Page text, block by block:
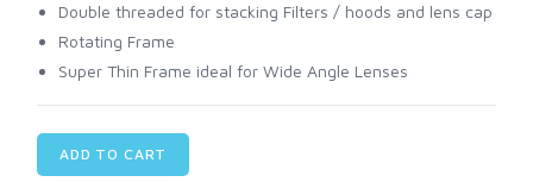
Double threaded for stacking Filters / hoods and lens cap
Rotating Frame
Super Thin Frame ideal for Wide Angle Lenses
ADD TO CART